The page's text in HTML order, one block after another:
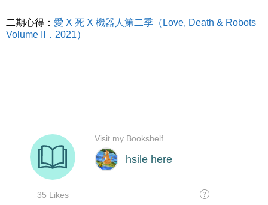
二期心得： 愛 X 死 X 機器人第二季（Love, Death & Robots
Volume II．2021）